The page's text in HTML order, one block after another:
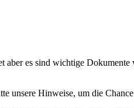
aber es sind wichtige
unsere Hinweise, um die